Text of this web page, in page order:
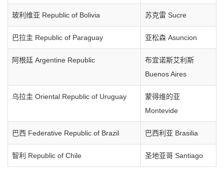
玻利维亚 Republic of Bolivia 苏克雷 Sucre
巴拉圭 Republic of Paraguay 亚松森 Asuncion
阿根廷 Argentine Republic
布宜诺斯艾利斯
Buenos Aires
乌拉圭 Oriental Republic of Uruguay
蒙得维的亚
Montevide
巴西 Federative Republic of Brazil 巴西利亚 Brasilia
智利 Republic of Chile 圣地亚哥 Santiago